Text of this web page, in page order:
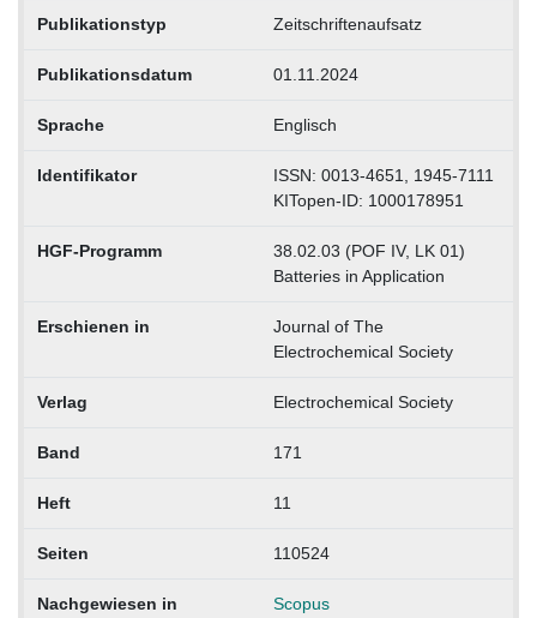
Publikationstyp Zeitschriftenaufsatz
Publikationsdatum 01.11.2024
Sprache Englisch
Identifikator
ISSN: 0013-4651, 1945-7111
KITopen-ID: 1000178951
HGF-Programm
38.02.03 (POF IV, LK 01)
Batteries in Application
Erschienen in
Journal of The
Electrochemical Society
Verlag Electrochemical Society
Band 171
Heft 11
Seiten 110524
Nachgewiesen in Scopus